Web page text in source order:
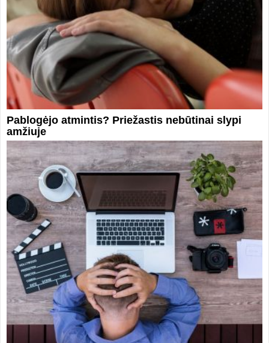
Pablogėjo atmintis? Priežastis nebūtinai slypi
amžiuje